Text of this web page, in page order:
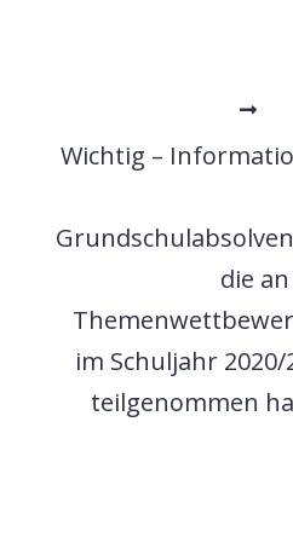
Wichtig –
die
im Schuljahr 2020/
teilgenommen